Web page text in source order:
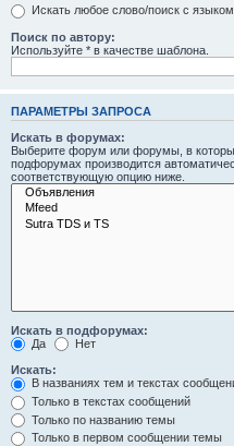
Искать любое слово/поиск с
Поиск по автору:
Используйте * в качестве шаблона.
ПАРАМЕТРЫ ЗАПРОСА
Искать в форумах:
Выберите форум или форумы, в
подфорумах производится
соответствующую опцию ниже.
Искать в подфорумах:
Да
Нет
Искать:
В названиях тем и текстах
Только в текстах сообщений
Только по названию темы
Только в первом сообщении темы